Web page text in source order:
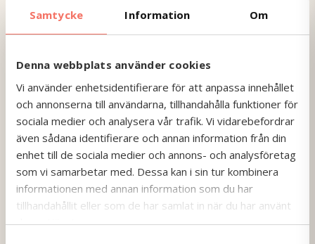
Samtycke Information Om
Denna webbplats använder cookies
Vi använder enhetsidentifierare för att anpassa innehållet
och annonserna till användarna, tillhandahålla funktioner för
sociala medier och analysera vår trafik. Vi vidarebefordrar
även sådana identifierare och annan information från din
enhet till de sociala medier och annons- och analysföretag
som vi samarbetar med. Dessa kan i sin tur kombinera
informationen med annan information som du har
tillhandahållit eller som de har samlat in när du har använt
deras tjänster.
ofta härlig stämning i bussen på vägen ner
minns jag, men ofta knäpptyst på vägen hem,
skjutsade ner medarbetare till ett
företagsevent i Berlin. Att köra
beställningstrafik är en genre för sig – men ack
så trevlig, säger Christian och utvecklar:
– Jobbet blir nästan som en livsstil, eftersom
man har dygnsvila i länderna man åker till.
Mina kollegor som kör för Scandorama får även
skjutsa resenärerna till de utflykter som görs
på respektive destination. Förarna får då ofta
möjlighet att vara med på själva utflykten,
vilket jag vet att många uppskattar mycket.